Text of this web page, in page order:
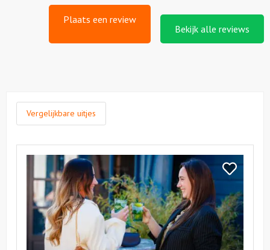
Plaats een review
Bekijk alle reviews
Vergelijkbare uitjes
Bekijk
Walking
&
Floating
Lunch
Floating
Lunch